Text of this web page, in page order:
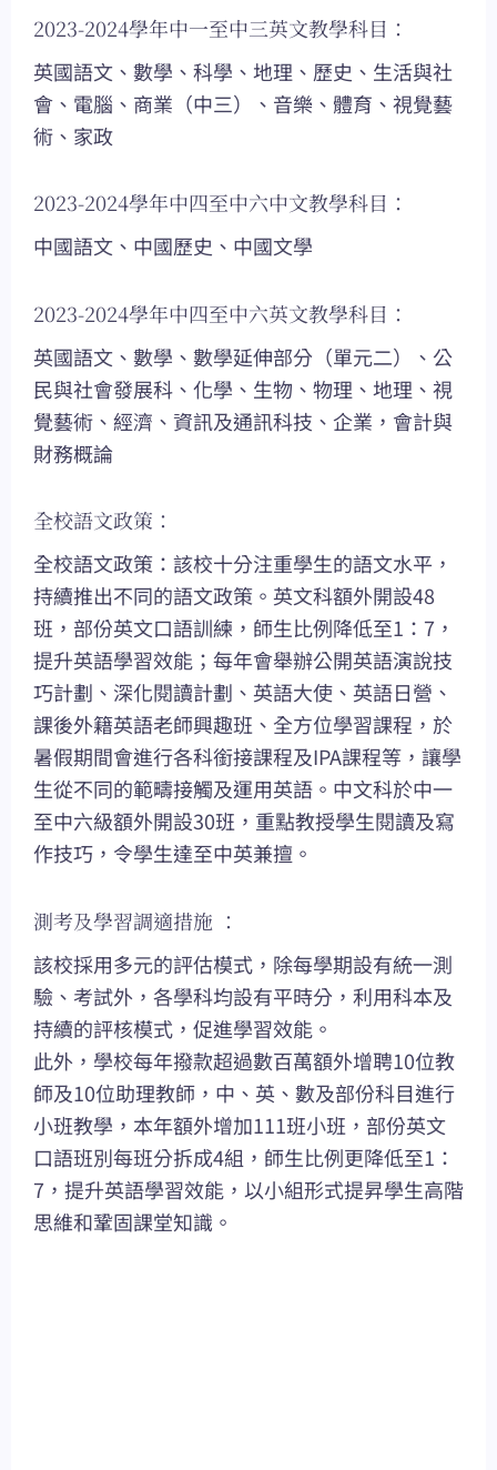
2023-2024學年中一至中三英文教學科目：
英國語文、數學、科學、地理、歷史、生活與社
會、電腦、商業（中三）、音樂、體育、視覺藝
術、家政
2023-2024學年中四至中六中文教學科目：
中國語文、中國歷史、中國文學
2023-2024學年中四至中六英文教學科目：
英國語文、數學、數學延伸部分（單元二）、公
民與社會發展科、化學、生物、物理、地理、視
覺藝術、經濟、資訊及通訊科技、企業，會計與
財務概論
全校語文政策：
全校語文政策：該校十分注重學生的語文水平，
持續推出不同的語文政策。英文科額外開設48
班，部份英文口語訓練，師生比例降低至1：7，
提升英語學習效能；每年會舉辦公開英語演說技
巧計劃、深化閱讀計劃、英語大使、英語日營、
課後外籍英語老師興趣班、全方位學習課程，於
暑假期間會進行各科銜接課程及IPA課程等，讓學
生從不同的範疇接觸及運用英語。中文科於中一
至中六級額外開設30班，重點教授學生閱讀及寫
作技巧，令學生達至中英兼擅。
測考及學習調適措施 ：
該校採用多元的評估模式，除每學期設有統一測
驗、考試外，各學科均設有平時分，利用科本及
持續的評核模式，促進學習效能。
此外，學校每年撥款超過數百萬額外增聘10位教
師及10位助理教師，中、英、數及部份科目進行
小班教學，本年額外增加111班小班，部份英文
口語班別每班分拆成4組，師生比例更降低至1：
7，提升英語學習效能，以小組形式提昇學生高階
思維和鞏固課堂知識。